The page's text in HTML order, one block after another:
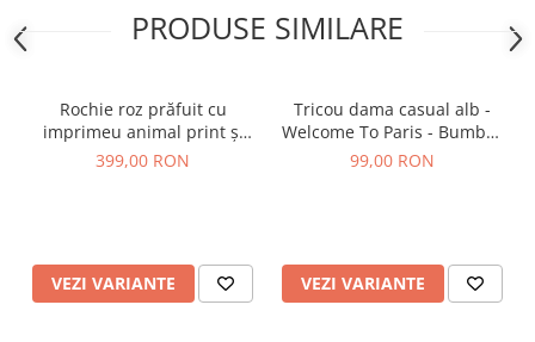
PRODUSE SIMILARE
Rochie roz prăfuit cu
imprimeu animal print și
curea
399,00 RON
VEZI VARIANTE
Tricou dama casual alb -
Welcome To Paris - Bumbac
Organic
99,00 RON
VEZI VARIANTE